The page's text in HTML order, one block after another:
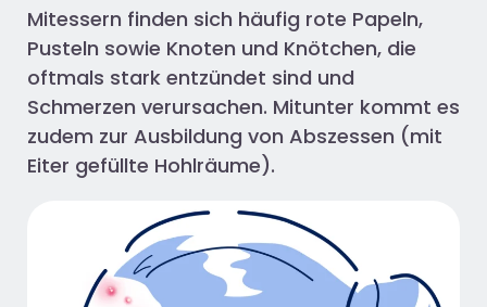
Mitessern finden sich häufig rote Papeln,
Pusteln sowie Knoten und Knötchen, die
oftmals stark entzündet sind und
Schmerzen verursachen. Mitunter kommt es
zudem zur Ausbildung von Abszessen (mit
Eiter gefüllte Hohlräume).